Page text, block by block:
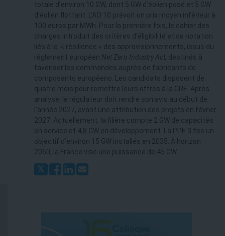
totale d’environ 10 GW, dont 5 GW d’éolien posé et 5 GW
d’éolien flottant. L’AO 10 prévoit un prix moyen inférieur à
100 euros par MWh. Pour la première fois, le cahier des
charges introduit des critères d’éligibilité et de notation
liés à la « résilience » des approvisionnements, issus du
règlement européen Net Zero Industry Act, destinés à
favoriser les commandes auprès de fabricants de
composants européens. Les candidats disposent de
quatre mois pour remettre leurs offres à la CRE. Après
analyse, le régulateur doit rendre son avis au début de
l’année 2027, avant une attribution des projets en février
2027. Actuellement, la filière compte 2 GW de capacités
en service et 4,8 GW en développement. La PPE 3 fixe un
objectif d’environ 15 GW installés en 2035. À horizon
2050, la France vise une puissance de 45 GW.